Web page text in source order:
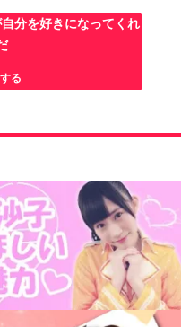
分を好きになってくれ
る